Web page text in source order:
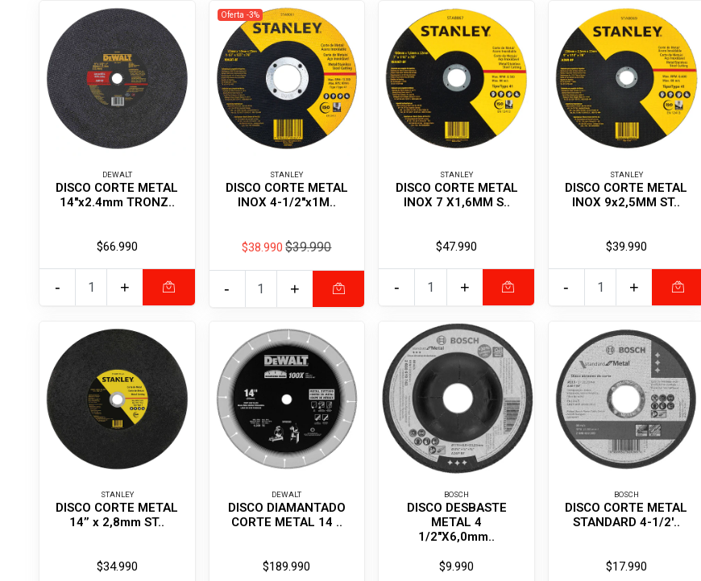
DEWALT
DISCO CORTE METAL
14"x2.4mm TRONZ..
$66.990
+
-
Oferta -3%
STANLEY
DISCO CORTE METAL
INOX 4-1/2''x1M..
$38.990 $39.990
+
-
STANLEY
DISCO CORTE METAL
INOX 7 X1,6MM S..
$47.990
+
-
STANLEY
DISCO CORTE METAL
INOX 9x2,5MM ST..
$39.990
+
-
STANLEY
DISCO CORTE METAL
14’’ x 2,8mm ST..
$34.990
DEWALT
DISCO DIAMANTADO
CORTE METAL 14 ..
$189.990
BOSCH
DISCO DESBASTE
METAL 4
1/2"X6,0mm..
$9.990
BOSCH
DISCO CORTE METAL
STANDARD 4-1/2'..
$17.990